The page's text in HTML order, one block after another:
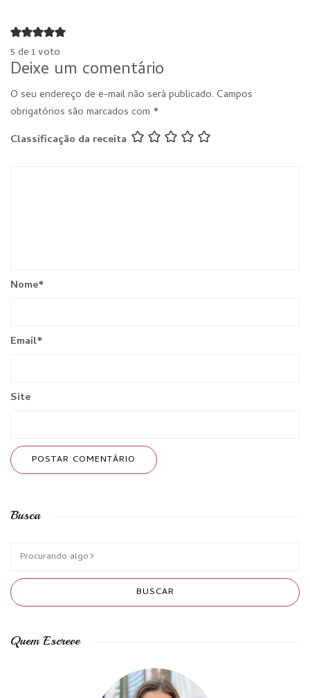
5 de 1 voto
Deixe um comentário
O seu endereço de e-mail não será publicado. Campos
obrigatórios são marcados com *
Classificação da receita
Nome*
Email*
Site
Busca
Quem Escreve